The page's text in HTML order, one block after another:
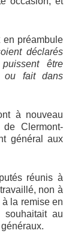
en préambule
déclarés
être
ou fait dans
à nouveau
Clermont-
général aux
réunis à
non à
à la remise en
au